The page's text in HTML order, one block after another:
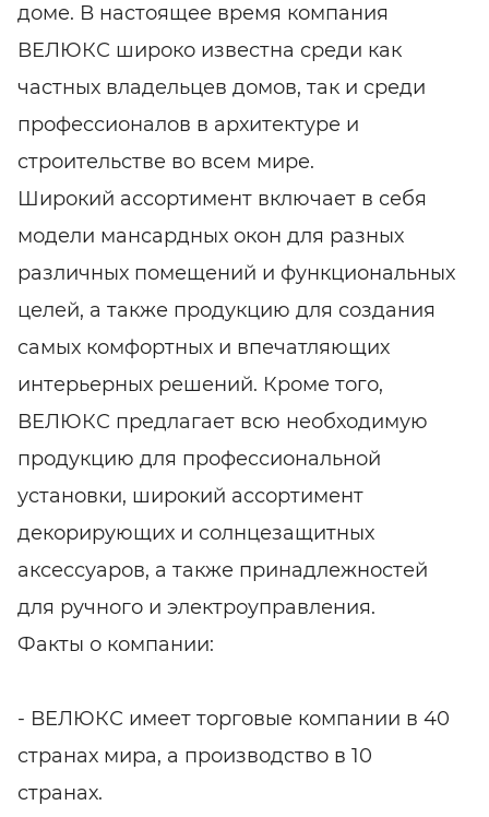
доме. В настоящее время компания
ВЕЛЮКС широко известна среди как
частных владельцев домов, так и среди
профессионалов в архитектуре и
строительстве во всем мире.
Широкий ассортимент включает в себя
модели мансардных окон для разных
различных помещений и функциональных
целей, а также продукцию для создания
самых комфортных и впечатляющих
интерьерных решений. Кроме того,
ВЕЛЮКС предлагает всю необходимую
продукцию для профессиональной
установки, широкий ассортимент
декорирующих и солнцезащитных
аксессуаров, а также принадлежностей
для ручного и электроуправления.
Факты о компании:
- ВЕЛЮКС имеет торговые компании в 40
странах мира, а производство в 10
странах.